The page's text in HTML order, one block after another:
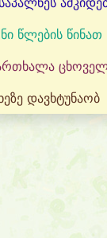
წლების წინათ
დავხტუნაობ